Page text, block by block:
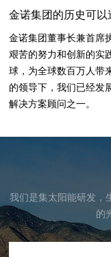
金诺集团的历史可以
金诺集团董事长兼首席
艰苦的努力和创新的实
球，为全球数百万人带
的领导下，我们已经发
解决方案顾问之一。
我们是集太阳能研发，
的